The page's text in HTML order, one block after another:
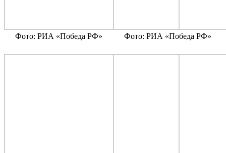
Фото: РИА «Победа РФ» Фото: РИА «Победа РФ»